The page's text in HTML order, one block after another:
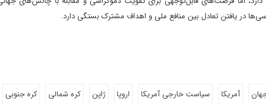
در یافتن تعادل بین منافع ملی و اهداف مشترک بستگی دارد.
آمریکا سیاست خارجی آمریکا اروپا ژاپن کره شمالی
کره جنوبی